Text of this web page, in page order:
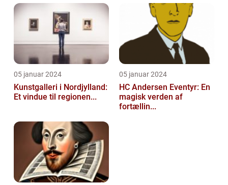
05 januar 2024
Kunstgalleri i Nordjylland:
Et vindue til regionen...
05 januar 2024
HC Andersen Eventyr: En
magisk verden af
fortællin...